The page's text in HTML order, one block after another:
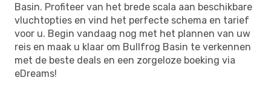
Basin. Profiteer van het brede scala aan beschikbare
vluchtopties en vind het perfecte schema en tarief
voor u. Begin vandaag nog met het plannen van uw
reis en maak u klaar om Bullfrog Basin te verkennen
met de beste deals en een zorgeloze boeking via
eDreams!